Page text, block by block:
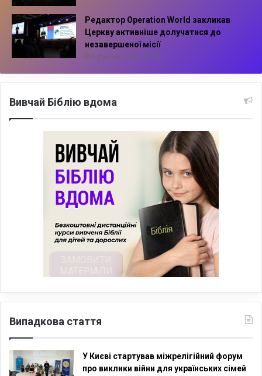
Редактор Operation World закликав
Церкву активніше долучатися до
незавершеної місії
5 Серпня, 2026, 10:14
Вивчай Біблію вдома
Випадкова стаття
У Києві стартував міжрелігійний форум
про виклики війни для українських сімей